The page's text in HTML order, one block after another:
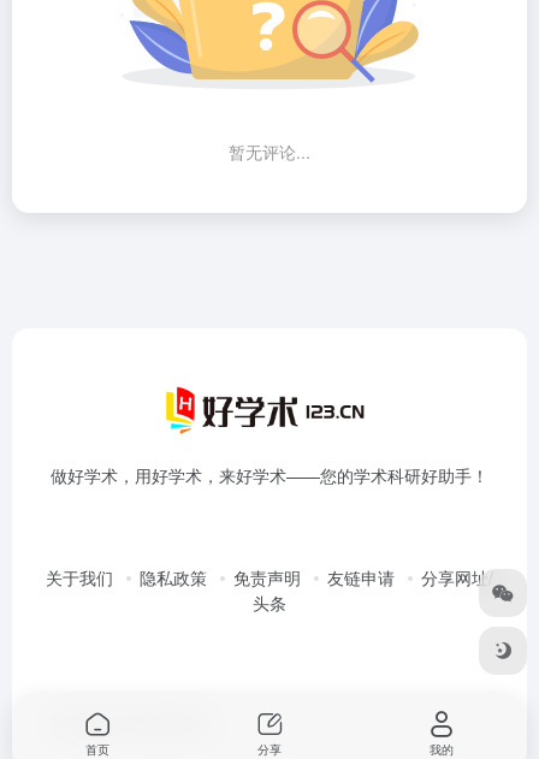
暂无评论...
做好学术，用好学术，来好学术——您的学术科研好助手！
关于我们 隐私政策 免责声明 友链申请
分享网址/
头条
Copyright © 2026
首页 分享 我的